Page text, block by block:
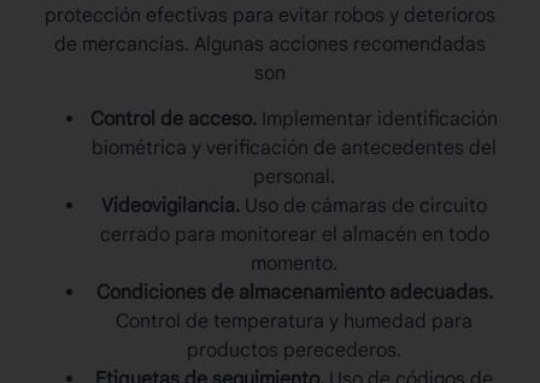
protección efectivas para evitar robos y deterioros
de mercancías. Algunas acciones recomendadas
son
Control de acceso. Implementar identificación
biométrica y verificación de antecedentes del
personal.
Videovigilancia. Uso de cámaras de circuito
cerrado para monitorear el almacén en todo
momento.
Condiciones de almacenamiento adecuadas.
Control de temperatura y humedad para
productos perecederos.